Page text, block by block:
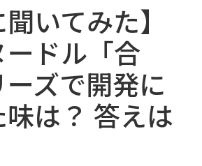
聞いてみた】
ドル「合
ズで開発に
は？ 答えは